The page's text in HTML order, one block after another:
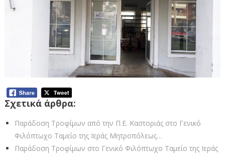
Σχετικά άρθρα:
Παράδοση Τροφίμων από την Π.Ε. Καστοριάς στο Γενικό
Φιλόπτωχο Ταμείο της Ιεράς Μητροπόλεως…
Παράδοση Τροφίμων στο Γενικό Φιλόπτωχο Ταμείο της Ιεράς